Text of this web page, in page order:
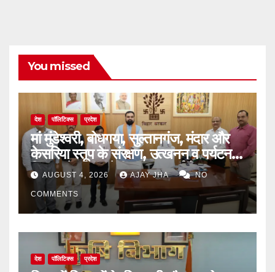
You missed
देश पॉलिटिक्स प्रदेश
मां मुंडेश्वरी, बोधगया, सुल्तानगंज, मंदार और
केसरिया स्तूप के संरक्षण, उत्खनन व पर्यटन
विकास के लिए बनेगी व्यापक कार्ययोजना
AUGUST 4, 2026 AJAY JHA NO
COMMENTS
देश पॉलिटिक्स प्रदेश